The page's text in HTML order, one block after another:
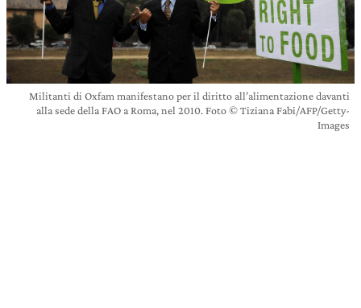
Militanti di Oxfam manifestano per il diritto all’alimentazione davanti
alla sede della FAO a Roma, nel 2010. Foto © Tiziana Fabi/AFP/Getty-
Images